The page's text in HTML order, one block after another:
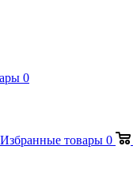
0
Избранные товары 0